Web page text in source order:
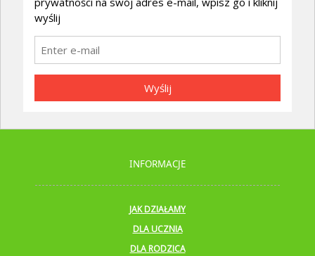
wyślij
Wyślij
INFORMACJE
JAK DZIAŁAMY
DLA UCZNIA
DLA RODZICA